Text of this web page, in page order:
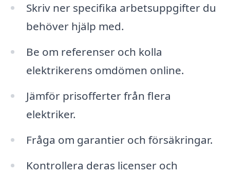
Skriv ner specifika arbetsuppgifter du
behöver hjälp med.
Be om referenser och kolla
elektrikerens omdömen online.
Jämför prisofferter från flera
elektriker.
Fråga om garantier och försäkringar.
Kontrollera deras licenser och